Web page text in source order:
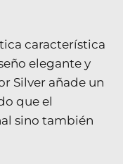
característica
elegante y
Silver añade un
que el
sino también